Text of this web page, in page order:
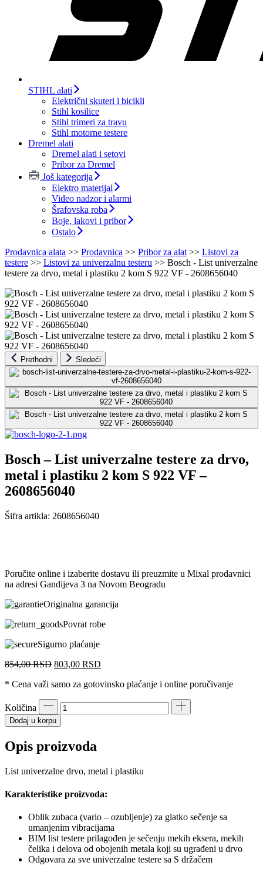
STIHL alati
Električni skuteri i bicikli
Stihl kosilice
Stihl trimeri za travu
Stihl motorne testere
Dremel alati
Dremel alati i setovi
Pribor za Dremel
Još kategorija
Elektro materijal
Video nadzor i alarmi
Šrafovska roba
Boje, lakovi i pribor
Ostalo
Prodavnica alata >> Prodavnica >> Pribor za alat >> Listovi za
testere >> Listovi za univerzalnu testeru >> Bosch - List univerzalne
testere za drvo, metal i plastiku 2 kom S 922 VF - 2608656040
Prethodni Sledeći
Bosch – List univerzalne testere za drvo,
metal i plastiku 2 kom S 922 VF –
2608656040
Šifra artikla: 2608656040
Poručite online i izaberite dostavu ili preuzmite u Mixal prodavnici
na adresi Gandijeva 3 na Novom Beogradu
Originalna garancija
Povrat robe
Sigurno plaćanje
854,00RSD Originalna
je
854,00 RSD.
803,00 RSD
je:
* Cena važi samo za gotovinsko plaćanje i online poručivanje
Količina
Dodaj u korpu
Opis proizvoda
List univerzalne drvo, metal i plastiku
Karakteristike proizvoda:
Oblik zubaca (vario – ozubljenje) za glatko sečenje sa
umanjenim vibracijama
BIM list testere prilagođen je sečenju mekih eksera, mekih
čelika i delova od obojenih metala koji su ugrađeni u drvo
Odgovara za sve univerzalne testere sa S držačem